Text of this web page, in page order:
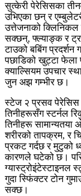
सुत्केरी पेरेसिसका
उभिएका छन् र
उत्तेजनाको
सक्छन्, फ्ल्याङ्क र
टाउको बबिंग
पछाडिको खुट्टा फेला
क्याल्सियम उपचार
जुन अझ गम्भीर छ।
स्टेज २ प्रसव पेरेसिस
तिनीहरूसँग स्टर्नल
तिनीहरू
शरीरको तापक्रम, र
प्रकट गर्दछ र मुटुको
कारणले घटेको छ।
ग्यास्ट्रोइंटेस्टाइनल
गुदा स्फिंक्टर टोन
सक्छ।